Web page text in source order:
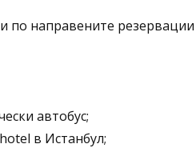
по направените
автобус;
в Истанбул;